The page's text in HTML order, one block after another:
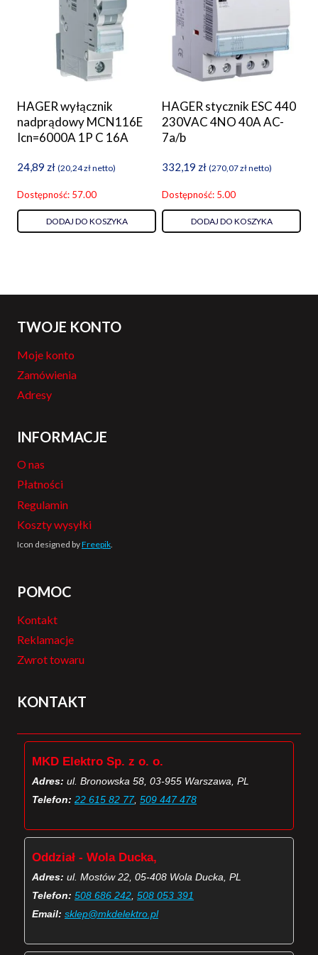
HAGER wyłącznik
nadprądowy MCN116E
Icn=6000A 1P C 16A
24,89 zł (20,24złnetto)
Dostępność: 57.00
DODAJ DO KOSZYKA
HAGER stycznik ESC 440
230VAC 4NO 40A AC-
7a/b
332,19 zł (270,07złnetto)
Dostępność: 5.00
DODAJ DO KOSZYKA
TWOJE KONTO
Moje konto
Zamówienia
Adresy
INFORMACJE
O nas
Płatności
Regulamin
Koszty wysyłki
Icon designed byFreepik.
POMOC
Kontakt
Reklamacje
Zwrot towaru
KONTAKT
MKD Elektro Sp. z o. o.
Adres: ul. Bronowska 58, 03-955 Warszawa, PL
Telefon: 22 615 82 77, 509 447 478
Oddział - Wola Ducka,
Adres: ul. Mostów 22, 05-408 Wola Ducka, PL
Telefon: 508 686 242 508 053 391
Email: sklep@mkdelektro.pl